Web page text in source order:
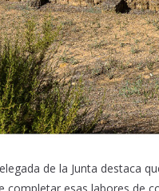
de la Junta destaca